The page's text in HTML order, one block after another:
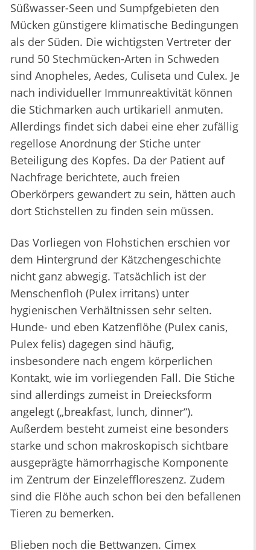
Süßwasser-Seen und Sumpfgebieten den
Mücken günstigere klimatische Bedingungen
als der Süden. Die wichtigsten Vertreter der
rund 50 Stechmücken-Arten in Schweden
sind Anopheles, Aedes, Culiseta und Culex. Je
nach individueller Immunreaktivität können
die Stichmarken auch urtikariell anmuten.
Allerdings findet sich dabei eine eher zufällig
regellose Anordnung der Stiche unter
Beteiligung des Kopfes. Da der Patient auf
Nachfrage berichtete, auch freien
Oberkörpers gewandert zu sein, hätten auch
dort Stichstellen zu finden sein müssen.
Das Vorliegen von Flohstichen erschien vor
dem Hintergrund der Kätzchengeschichte
nicht ganz abwegig. Tatsächlich ist der
Menschenfloh (Pulex irritans) unter
hygienischen Verhältnissen sehr selten.
Hunde- und eben Katzenflöhe (Pulex canis,
Pulex felis) dagegen sind häufig,
insbesondere nach engem körperlichen
Kontakt, wie im vorliegenden Fall. Die Stiche
sind allerdings zumeist in Dreiecksform
angelegt („breakfast, lunch, dinner“).
Außerdem besteht zumeist eine besonders
starke und schon makroskopisch sichtbare
ausgeprägte hämorrhagische Komponente
im Zentrum der Einzeleffloreszenz. Zudem
sind die Flöhe auch schon bei den befallenen
Tieren zu bemerken.
Blieben noch die Bettwanzen. Cimex